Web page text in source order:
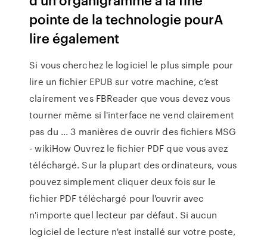
pointe de la technologie pourA
lire également
Si vous cherchez le logiciel le plus simple pour
lire un fichier EPUB sur votre machine, c’est
clairement ves FBReader que vous devez vous
tourner même si l'interface ne vend clairement
pas du ... 3 manières de ouvrir des fichiers MSG
- wikiHow Ouvrez le fichier PDF que vous avez
téléchargé. Sur la plupart des ordinateurs, vous
pouvez simplement cliquer deux fois sur le
fichier PDF téléchargé pour l'ouvrir avec
n'importe quel lecteur par défaut. Si aucun
logiciel de lecture n'est installé sur votre poste,